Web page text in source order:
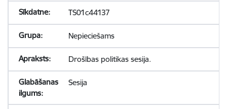
TS01c44137
Nepieciešams
Drošības politikas sesija.
Sesija